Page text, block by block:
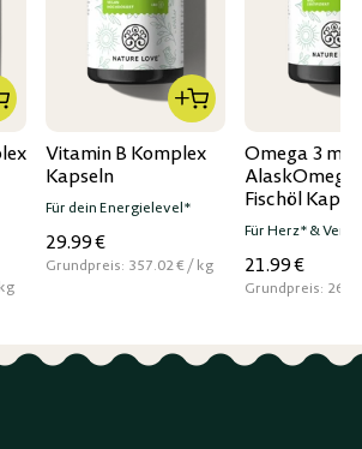
per
kg
Vitamin B Komplex
Kapseln
Für dein Energielevel*
29.99 €
Grundpreis: 357.02 €/per
kg
Omega 3 mit
Fischöl
Für Herz* &
21.99 €
Grundpreis: